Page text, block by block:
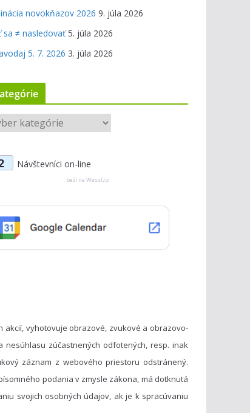
novokňazov 2026 9. júla 2026
sa ≠ nasledovať 5. júla 2026
5. 7. 2026 3. júla 2026
Návštevníci on-line
beží na WassUp
vyhotovuje obrazové, zvukové a obrazovo-
nesúhlasu zúčastnených odfotených, resp. inak
záznam z webového priestoru odstránený.
podania v zmysle zákona, má dotknutá
svojich osobných údajov, ak je k spracúvaniu